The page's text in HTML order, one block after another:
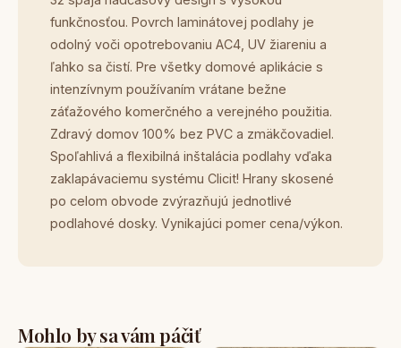
funkčnosťou. Povrch laminátovej podlahy je
odolný voči opotrebovaniu AC4, UV žiareniu a
ľahko sa čistí. Pre všetky domové aplikácie s
intenzívnym používaním vrátane bežne
záťažového komerčného a verejného použitia.
Zdravý domov 100% bez PVC a zmäkčovadiel.
Spoľahlivá a flexibilná inštalácia podlahy vďaka
zaklapávaciemu systému Clicit! Hrany skosené
po celom obvode zvýrazňujú jednotlivé
podlahové dosky. Vynikajúci pomer cena/výkon.
Mohlo by sa vám páčiť